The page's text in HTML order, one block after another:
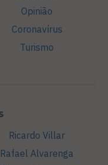
Opinião
Coronavírus
Turismo
Ricardo Villar
Rafael Alvarenga